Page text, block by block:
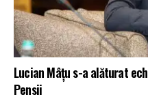
Lucian Mâțu s-a alăturat
Pensii